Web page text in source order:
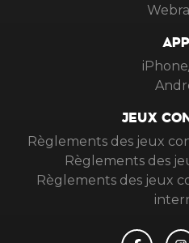
JEUX
Règlements des jeux
Règlements des
Règlements des jeux